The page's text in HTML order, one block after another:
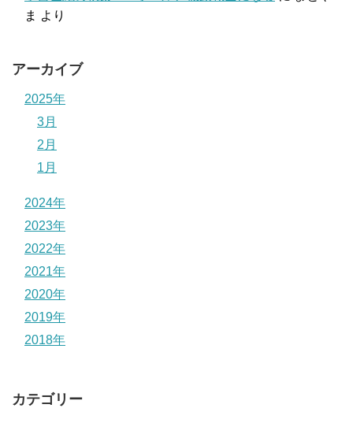
ま より
アーカイブ
2025年
3月
2月
1月
2024年
2023年
2022年
2021年
2020年
2019年
2018年
カテゴリー